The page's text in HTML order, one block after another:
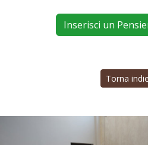
Inserisci un
Torna